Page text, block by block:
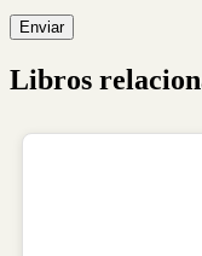
Libros